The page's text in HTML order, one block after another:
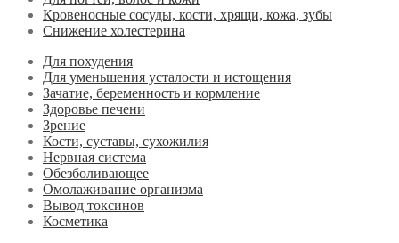
Кровеносные сосуды, кости, хрящи, кожа, зубы
Снижение холестерина
Для похудения
Для уменьшения усталости и истощения
Зачатие, беременность и кормление
Здоровье печени
Зрение
Кости, суставы, сухожилия
Нервная система
Обезболивающее
Омолаживание организма
Вывод токсинов
Косметика